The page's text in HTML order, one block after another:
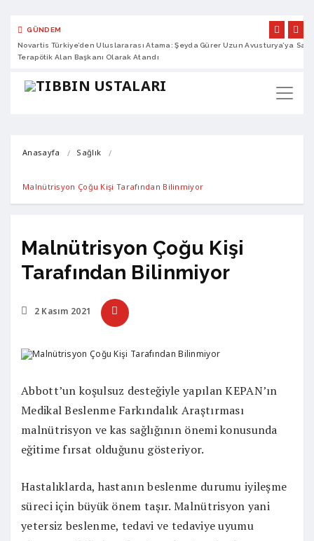
GÜNDEM
Novartis Türkiye’den Uluslararası Atama: Şeyda Gürer Uzun Avusturya’ya
Terapötik Alan Başkanı Olarak Atandı
Anasayfa Sağlık
Malnütrisyon Çoğu Kişi Tarafından Bilinmiyor
Malnütrisyon Çoğu Kişi
Tarafından Bilinmiyor
2 Kasım 2021
Abbott’un koşulsuz desteğiyle yapılan KEPAN’ın
Medikal Beslenme Farkındalık Araştırması
malnütrisyon ve kas sağlığının önemi konusunda
eğitime fırsat olduğunu gösteriyor.
Hastalıklarda, hastanın beslenme durumu iyileşme
süreci için büyük önem taşır. Malnütrisyon yani
yetersiz beslenme, tedavi ve tedaviye uyumu